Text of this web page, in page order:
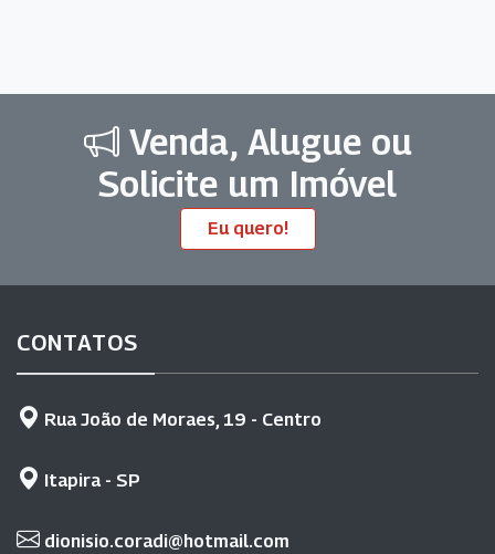
Venda, Alugue ou
Solicite um Imóvel
Eu quero!
CONTATOS
Rua João de Moraes, 19 - Centro
Itapira - SP
dionisio.coradi@hotmail.com